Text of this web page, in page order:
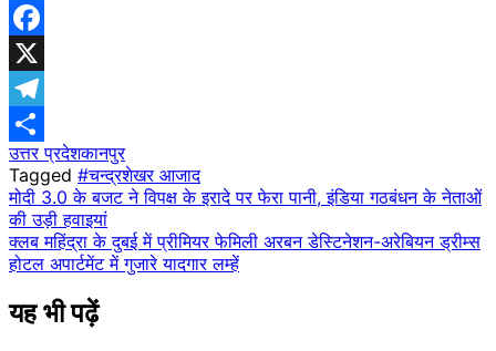
WhatsApp
Facebook
X
Telegram
Share
उत्तर प्रदेश​कानपुर
Tagged #चन्द्रशेखर आजाद
Post
navigation
मोदी 3.0 के बजट ने विपक्ष के इरादे पर फेरा पानी, इंडिया गठबंधन के नेताओं
की उड़ी हवाइयां
क्लब महिंद्रा के दुबई में प्रीमियर फेमिली अरबन डेस्टिनेशन-अरेबियन ड्रीम्स
होटल अपार्टमेंट में गुजारे यादगार लम्हें
यह भी पढ़ें